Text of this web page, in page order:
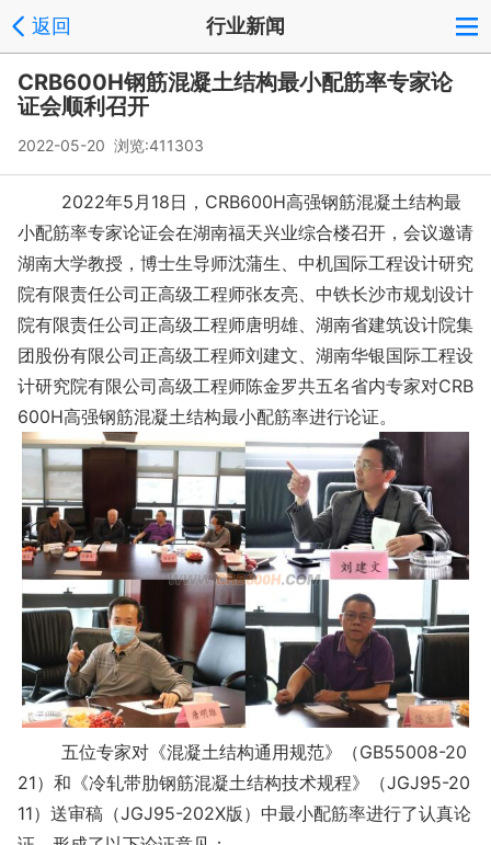
返回 行业新闻
CRB600H钢筋混凝土结构最小配筋率专家论
证会顺利召开
2022-05-20 浏览:411303
2022年5月18日，CRB600H高强钢筋混凝土结构最
小配筋率专家论证会在湖南福天兴业综合楼召开，会议邀请
湖南大学教授，博士生导师沈蒲生、中机国际工程设计研究
院有限责任公司正高级工程师张友亮、中铁长沙市规划设计
院有限责任公司正高级工程师唐明雄、湖南省建筑设计院集
团股份有限公司正高级工程师刘建文、湖南华银国际工程设
计研究院有限公司高级工程师陈金罗共五名省内专家对CRB
600H高强钢筋混凝土结构最小配筋率进行论证。
五位专家对《混凝土结构通用规范》（GB55008-20
21）和《冷轧带肋钢筋混凝土结构技术规程》（JGJ95-20
11）送审稿（JGJ95-202X版）中最小配筋率进行了认真论